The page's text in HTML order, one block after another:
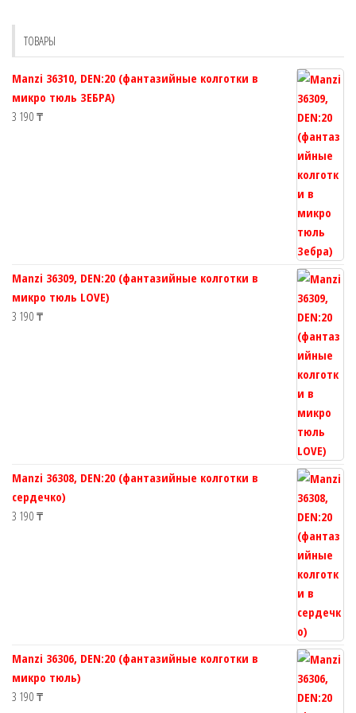
товара.
товара.
ТОВАРЫ
Manzi 36310, DEN:20 (фантазийные колготки в
микро тюль ЗЕБРА)
3 190 ₸
Manzi 36309, DEN:20 (фантазийные колготки в
микро тюль LOVE)
3 190 ₸
Manzi 36308, DEN:20 (фантазийные колготки в
сердечко)
3 190 ₸
Manzi 36306, DEN:20 (фантазийные колготки в
микро тюль)
3 190 ₸